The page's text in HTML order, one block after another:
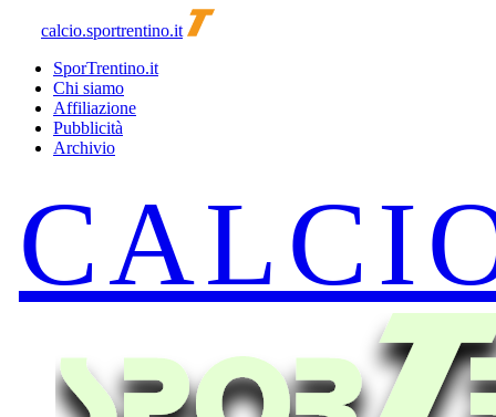
calcio.sportrentino.it
SporTrentino.it
Chi siamo
Affiliazione
Pubblicità
Archivio